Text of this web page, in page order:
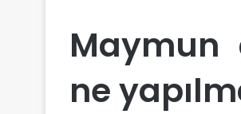
Maymun
ne